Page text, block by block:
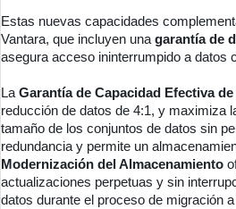
Estas nuevas capacidades
Vantara, que incluyen una garantía de
asegura acceso ininterrumpido a datos
La Garantía de Capacidad Efectiva
reducción de datos de 4:1, y maximiza
tamaño de los conjuntos de datos sin
redundancia y permite un
Modernización del Almacenamiento
actualizaciones perpetuas y sin
datos durante el proceso de migración